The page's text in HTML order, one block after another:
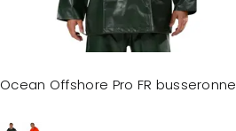
Ocean Offshore Pro FR busseronne